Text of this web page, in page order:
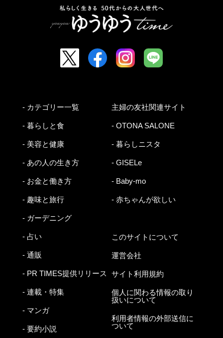
- カテゴリー一覧
- 暮らしと食
- 美容と健康
- あの人の生き方
- お金と働き方
- 趣味と旅行
- ガーデニング
- 占い
- 通販
- PR TIMES提供リリース
- 連載・特集
- マンガ
- 要約小説
主婦の友社関連サイト
- OTONA SALONE
- 暮らしニスタ
- GISELe
- Baby-mo
- 赤ちゃんが欲しい
このサイトについて
運営会社
サイト利用規約
個人に関わる情報の取り
扱いについて
利用者情報の外部送信に
ついて